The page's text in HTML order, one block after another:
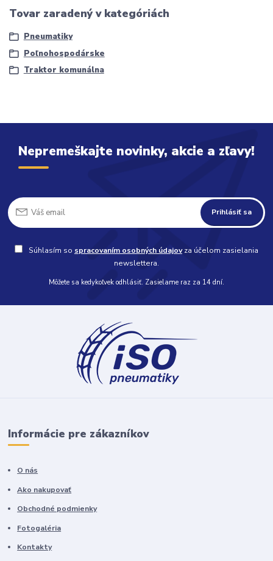
Tovar zaradený v kategóriách
Pneumatiky
Poľnohospodárske
Traktor komunálna
Nepremeškajte novinky, akcie a zľavy!
Prihlásiť sa
Súhlasím so spracovaním osobných údajovza účelom zasielania
newslettera.
Môžete sa kedykoľvek odhlásiť. Zasielame raz za 14 dní.
Informácie pre zákazníkov
O nás
Ako nakupovať
Obchodné podmienky
Fotogaléria
Kontakty